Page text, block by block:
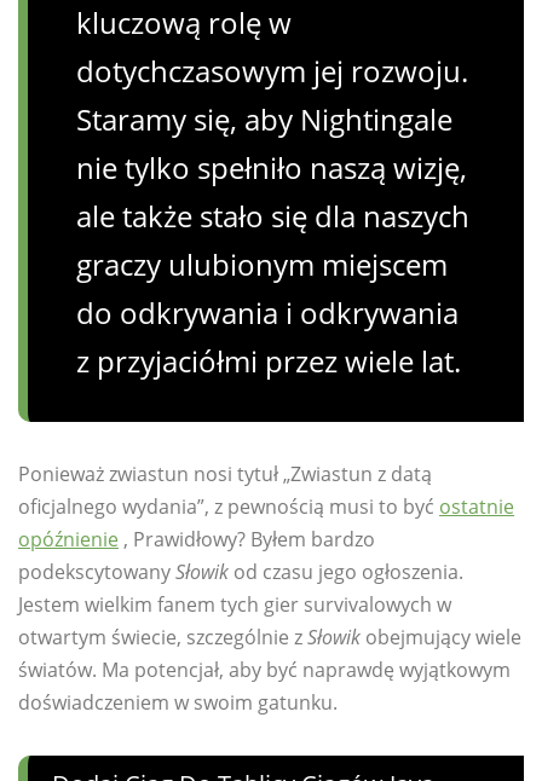
kluczową rolę w
dotychczasowym jej rozwoju.
Staramy się, aby Nightingale
nie tylko spełniło naszą wizję,
ale także stało się dla naszych
graczy ulubionym miejscem
do odkrywania i odkrywania
z przyjaciółmi przez wiele lat.
Ponieważ zwiastun nosi tytuł „Zwiastun z datą
oficjalnego wydania”, z pewnością musi to być ostatnie
opóźnienie , Prawidłowy? Byłem bardzo
podekscytowanySłowik od czasu jego ogłoszenia.
Jestem wielkim fanem tych gier survivalowych w
otwartym świecie, szczególnie zSłowik obejmujący wiele
światów. Ma potencjał, aby być naprawdę wyjątkowym
doświadczeniem w swoim gatunku.